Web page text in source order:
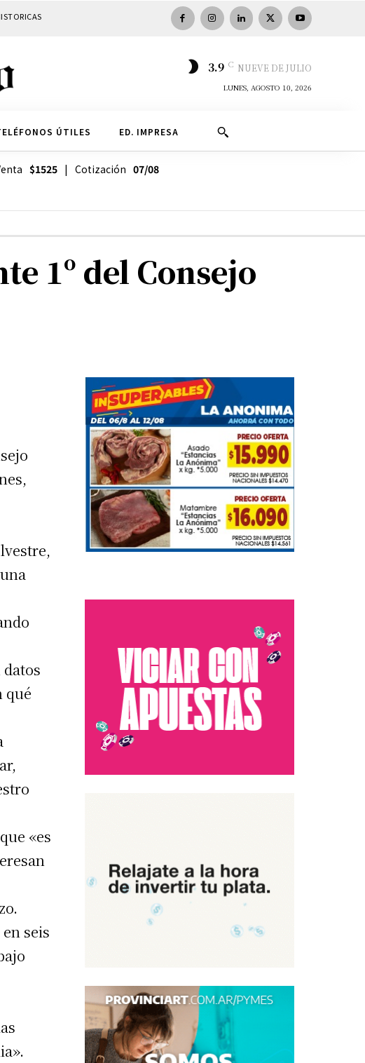
3.9 C NUEVE DE JULIO
LUNES, AGOSTO 10, 2026
ÚTILES ED. IMPRESA
$1525| Cotización 07/08
1º del Consejo
qué
«es
seis